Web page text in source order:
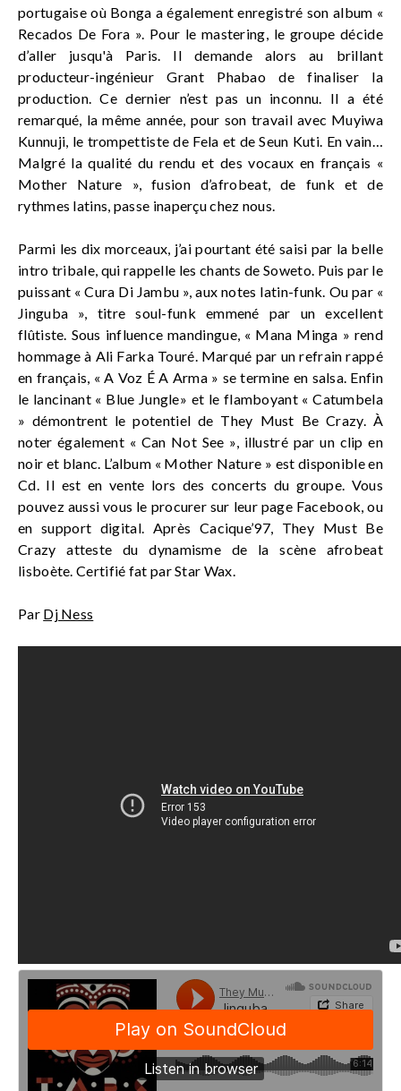
portugaise où Bonga a également enregistré son album «
Recados De Fora ». Pour le mastering, le groupe décide
d’aller jusqu'à Paris. Il demande alors au brillant
producteur-ingénieur Grant Phabao de finaliser la
production. Ce dernier n’est pas un inconnu. Il a été
remarqué, la même année, pour son travail avec Muyiwa
Kunnuji, le trompettiste de Fela et de Seun Kuti. En vain…
Malgré la qualité du rendu et des vocaux en français «
Mother Nature », fusion d’afrobeat, de funk et de
rythmes latins, passe inaperçu chez nous.
Parmi les dix morceaux, j’ai pourtant été saisi par la belle
intro tribale, qui rappelle les chants de Soweto. Puis par le
puissant « Cura Di Jambu », aux notes latin-funk. Ou par «
Jinguba », titre soul-funk emmené par un excellent
flûtiste. Sous influence mandingue, « Mana Minga » rend
hommage à Ali Farka Touré. Marqué par un refrain rappé
en français, « A Voz É A Arma » se termine en salsa. Enfin
le lancinant « Blue Jungle» et le flamboyant « Catumbela
» démontrent le potentiel de They Must Be Crazy. À
noter également « Can Not See », illustré par un clip en
noir et blanc. L’album « Mother Nature » est disponible en
Cd. Il est en vente lors des concerts du groupe. Vous
pouvez aussi vous le procurer sur leur page Facebook, ou
en support digital. Après Cacique’97, They Must Be
Crazy atteste du dynamisme de la scène afrobeat
lisboète. Certifié fat par Star Wax.
Par Dj Ness